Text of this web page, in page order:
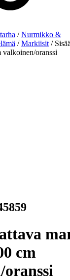
/Nurmikko &
/Markiisit /
oranssi
cm